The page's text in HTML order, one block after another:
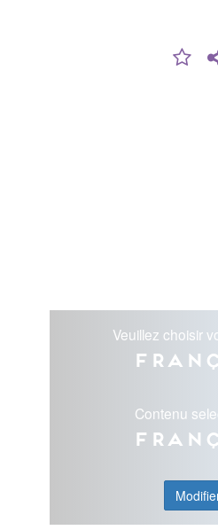
Veuillez choisir
Contenu